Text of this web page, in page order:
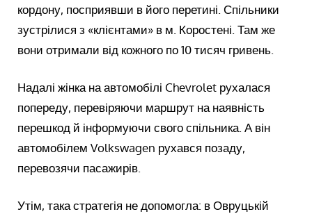
кордону, посприявши в його перетині. Спільники
зустрілися з «клієнтами» в м. Коростені. Там же
вони отримали від кожного по 10 тисяч гривень.
Надалі жінка на автомобілі Chevrolet рухалася
попереду, перевіряючи маршрут на наявність
перешкод й інформуючи свого спільника. А він
автомобілем Volkswagen рухався позаду,
перевозячи пасажирів.
Утім, така стратегія не допомогла: в Овруцькій